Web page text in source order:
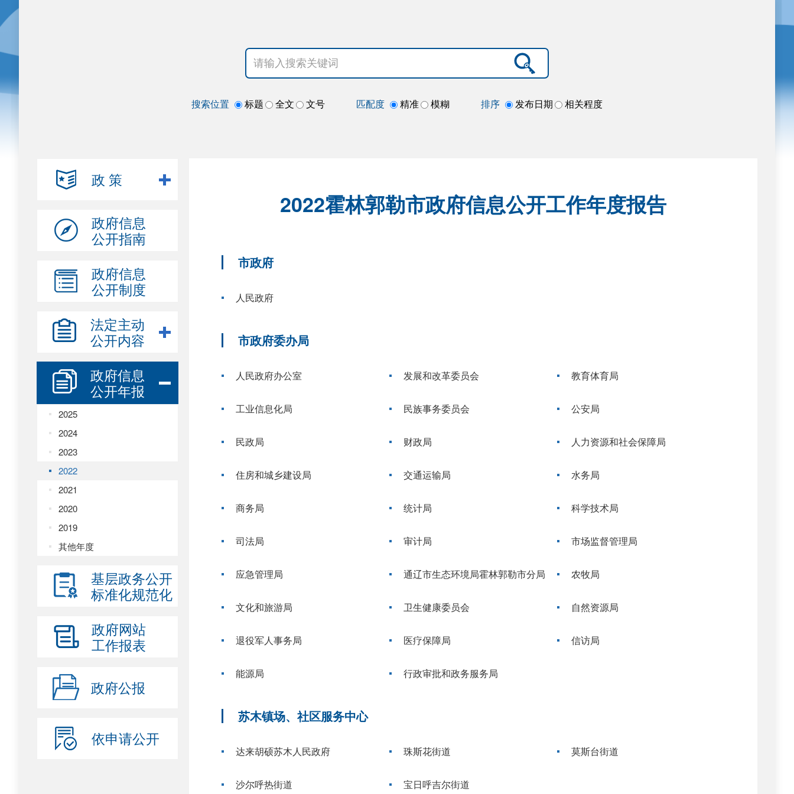
搜索位置 标题 全文 文号 匹配度 精准 模糊 排序 发布日期 相关程度
政 策
政府信息
公开指南
政府信息
公开制度
法定主动
公开内容
政府信息
公开年报
2025
2024
2023
2022
2021
2020
2019
其他年度
基层政务公开
标准化规范化
政府网站
工作报表
政府公报
依申请公开
2022霍林郭勒市政府信息公开工作年度报告
市政府
人民政府
市政府委办局
人民政府办公室 发展和改革委员会 教育体育局
工业信息化局 民族事务委员会 公安局
民政局 财政局 人力资源和社会保障局
住房和城乡建设局 交通运输局 水务局
商务局 统计局 科学技术局
司法局 审计局 市场监督管理局
应急管理局 通辽市生态环境局霍林郭勒市分局 农牧局
文化和旅游局 卫生健康委员会 自然资源局
退役军人事务局 医疗保障局 信访局
能源局 行政审批和政务服务局
苏木镇场、社区服务中心
达来胡硕苏木人民政府 珠斯花街道 莫斯台街道
沙尔呼热街道 宝日呼吉尔街道